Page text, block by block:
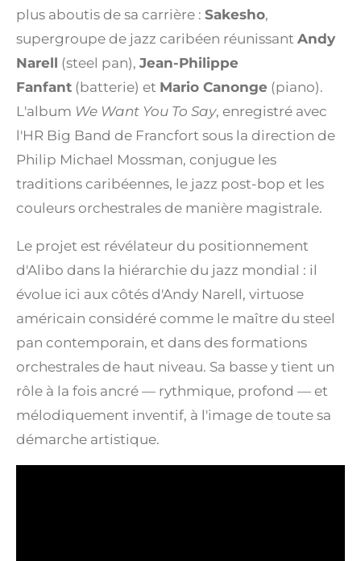
plus aboutis de sa carrière : Sakesho,
supergroupe de jazz caribéen réunissant Andy
Narell (steel pan), Jean-Philippe
Fanfant (batterie) et Mario Canonge (piano).
L'album We Want You To Say, enregistré avec
l'HR Big Band de Francfort sous la direction de
Philip Michael Mossman, conjugue les
traditions caribéennes, le jazz post-bop et les
couleurs orchestrales de manière magistrale.
Le projet est révélateur du positionnement
d'Alibo dans la hiérarchie du jazz mondial : il
évolue ici aux côtés d'Andy Narell, virtuose
américain considéré comme le maître du steel
pan contemporain, et dans des formations
orchestrales de haut niveau. Sa basse y tient un
rôle à la fois ancré — rythmique, profond — et
mélodiquement inventif, à l'image de toute sa
démarche artistique.